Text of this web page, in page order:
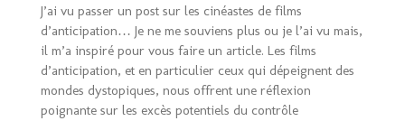
J’ai vu passer un post sur les cinéastes de films
d’anticipation… Je ne me souviens plus ou je l’ai vu mais,
il m’a inspiré pour vous faire un article. Les films
d’anticipation, et en particulier ceux qui dépeignent des
mondes dystopiques, nous offrent une réflexion
poignante sur les excès potentiels du contrôle